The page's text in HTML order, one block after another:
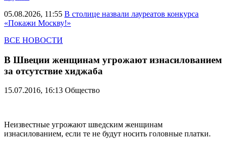
05.08.2026, 11:55 В столице назвали лауреатов конкурса
«Покажи Москву!»
ВСЕ НОВОСТИ
В Швеции женщинам угрожают изнасилованием
за отсутствие хиджаба
15.07.2016, 16:13 Общество
Неизвестные угрожают шведским женщинам
изнасилованием, если те не будут носить головные платки.